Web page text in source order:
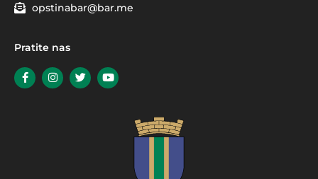
opstinabar@bar.me
Pratite nas